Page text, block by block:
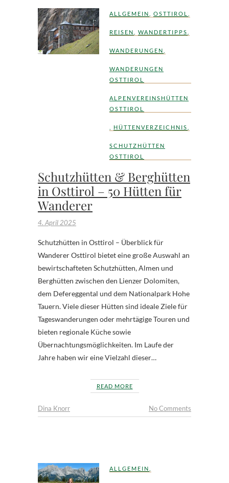
ALLGEMEIN OSTTIROL
REISEN WANDERTIPPS
WANDERUNGEN
WANDERUNGEN
OSTTIROL
ALPENVEREINSHÜTTEN
OSTTIROL
HÜTTENVERZEICHNIS
SCHUTZHÜTTEN
OSTTIROL
Schutzhütten & Berghütten
in Osttirol – 50 Hütten für
Wanderer
4. April 2025
Schutzhütten in Osttirol – Überblick für
Wanderer Osttirol bietet eine große Auswahl an
bewirtschafteten Schutzhütten, Almen und
Berghütten zwischen den Lienzer Dolomiten,
dem Defereggental und dem Nationalpark Hohe
Tauern. Viele dieser Hütten sind ideale Ziele für
Tageswanderungen oder mehrtägige Touren und
bieten regionale Küche sowie
Übernachtungsmöglichkeiten. Im Laufe der
Jahre haben wir eine Vielzahl dieser…
READ MORE
Dina Knorr No Comments
ALLGEMEIN